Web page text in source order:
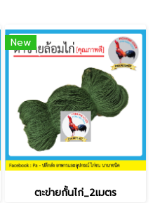
New
ตะข่ายกั้นไก่_2เมตร